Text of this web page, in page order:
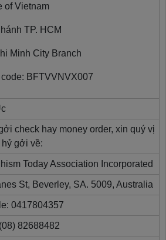
of Vietnam
TP. HCM
Minh City Branch
BFTVVNVX007
check hay money order, xin quý vị
hỷ gởi về:
Today Association Incorporated
St, Beverley, SA. 5009, Australia
0417804357
82688482